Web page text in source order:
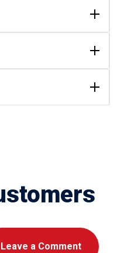
Leave a Comment